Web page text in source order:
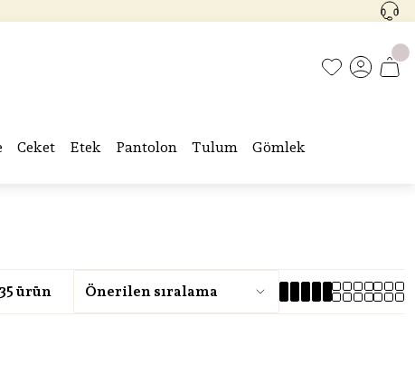
Ceket Etek Pantolon Tulum Gömlek
ürün